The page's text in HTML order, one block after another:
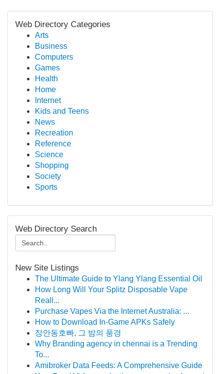
Web Directory Categories
Arts
Business
Computers
Games
Health
Home
Internet
Kids and Teens
News
Recreation
Reference
Science
Shopping
Society
Sports
Web Directory Search
New Site Listings
The Ultimate Guide to Ylang Ylang Essential Oil
How Long Will Your Splitz Disposable Vape
Reall...
Purchase Vapes Via the Internet Australia: ...
How to Download In-Game APKs Safely
장안동호빠, 그 밤의 풍경
Why Branding agency in chennai is a Trending
To...
Amibroker Data Feeds: A Comprehensive Guide